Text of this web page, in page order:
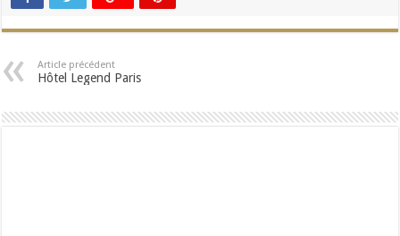
Article précédent
Hôtel Legend Paris